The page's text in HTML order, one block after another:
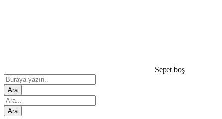
Sepet boş